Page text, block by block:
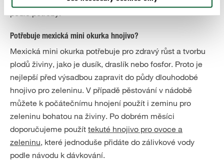
podle potřeby.
Potřebuje mexická mini okurka hnojivo?
Mexická mini okurka potřebuje pro zdravý růst a tvorbu
plodů živiny, jako je dusík, draslík nebo fosfor. Proto je
nejlepší před výsadbou zapravit do půdy dlouhodobé
hnojivo pro zeleninu. V případě pěstování v nádobě
můžete k počátečnímu hnojení použít i zeminu pro
zeleninu bohatou na živiny. Po dobrém měsíci
doporučujeme použít tekuté hnojivo pro ovoce a
zeleninu, které jednoduše přidáte do zálivkové vody
podle návodu k dávkování.